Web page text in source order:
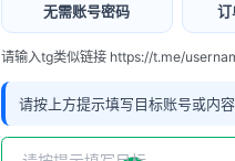
无需账号密码 订
请输入tg类似链接 https://t.me/
请按上方提示填写目标账号或内